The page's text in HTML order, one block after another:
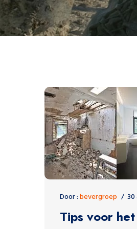
Door :bevergroep 30
Tips voor